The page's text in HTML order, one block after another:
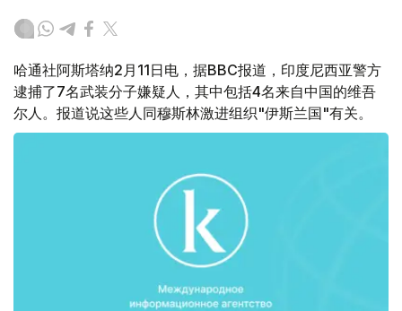
哈通社阿斯塔纳2月11日电，据BBC报道，印度尼西亚警方
逮捕了7名武装分子嫌疑人，其中包括4名来自中国的维吾
尔人。报道说这些人同穆斯林激进组织"伊斯兰国"有关。